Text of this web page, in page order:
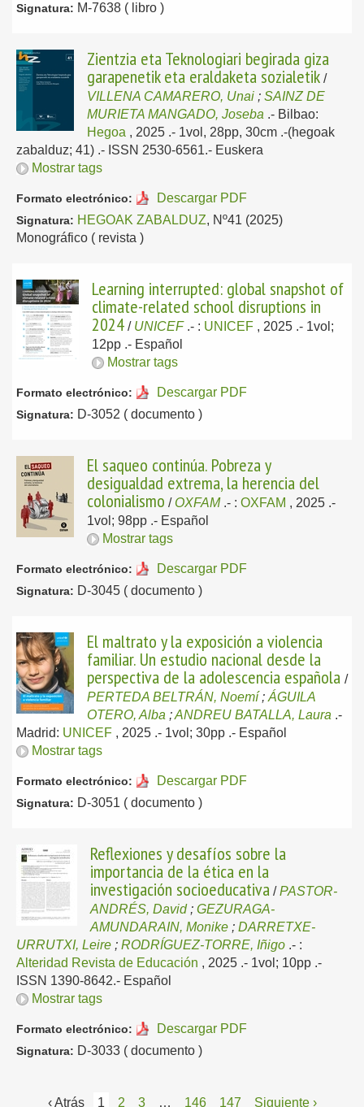
Signatura: M-7638 ( libro )
Zientzia eta Teknologiari begirada giza
garapenetik eta eraldaketa sozialetik /
VILLENA CAMARERO, Unai ; SAINZ DE
MURIETA MANGADO, Joseba .- Bilbao:
Hegoa , 2025 .- 1vol, 28pp, 30cm .-(hegoak
zabalduz; 41) .- ISSN 2530-6561.- Euskera
Mostrar tags
Formato electrónico: Descargar PDF
Signatura: HEGOAK ZABALDUZ, Nº41 (2025)
Monográfico ( revista )
Learning interrupted: global snapshot of
climate-related school disruptions in
2024 / UNICEF .- : UNICEF , 2025 .- 1vol;
12pp .- Español
Mostrar tags
Formato electrónico: Descargar PDF
Signatura: D-3052 ( documento )
El saqueo continúa. Pobreza y
desigualdad extrema, la herencia del
colonialismo / OXFAM .- : OXFAM , 2025 .-
1vol; 98pp .- Español
Mostrar tags
Formato electrónico: Descargar PDF
Signatura: D-3045 ( documento )
El maltrato y la exposición a violencia
familiar. Un estudio nacional desde la
perspectiva de la adolescencia española /
PERTEDA BELTRÁN, Noemí; ÁGUILA
OTERO, Alba ;ANDREU BATALLA, Laura .-
Madrid: UNICEF , 2025 .- 1vol; 30pp .- Español
Mostrar tags
Formato electrónico: Descargar PDF
Signatura: D-3051 ( documento )
Reflexiones y desafíos sobre la
importancia de la ética en la
investigación socioeducativa /PASTOR-
ANDRÉS, David; GEZURAGA-
AMUNDARAIN, Monike ; DARRETXE-
URRUTXI, Leire ; RODRÍGUEZ-TORRE, Iñigo .- :
Alteridad Revista de Educación , 2025 .- 1vol; 10pp .-
ISSN 1390-8642.- Español
Mostrar tags
Formato electrónico: Descargar PDF
Signatura: D-3033 ( documento )
‹ Atrás 1 2 3 … 146 147 Siguiente ›